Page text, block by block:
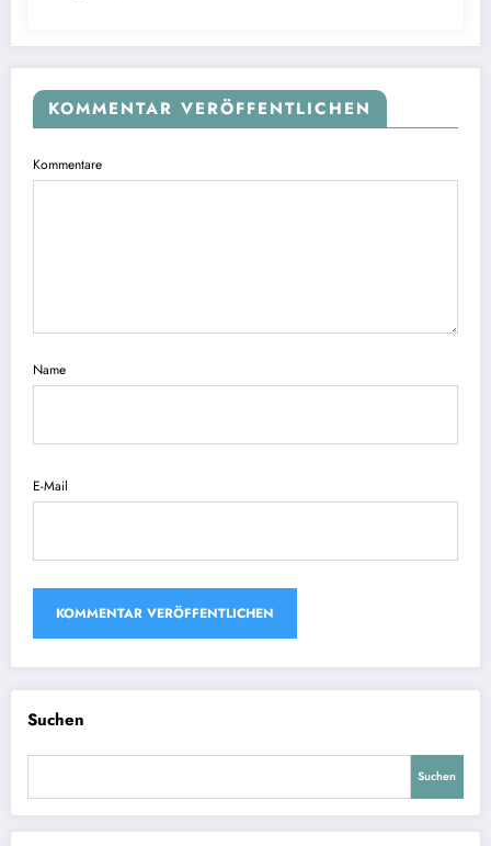
KOMMENTAR VERÖFFENTLICHEN
Kommentare
Name
E-Mail
Suchen
Suchen